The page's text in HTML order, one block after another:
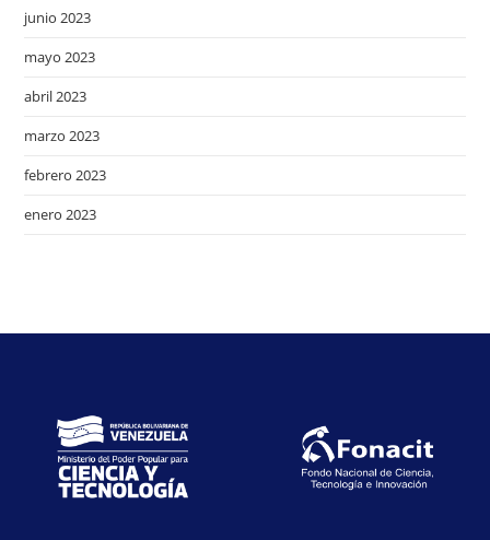
junio 2023
mayo 2023
abril 2023
marzo 2023
febrero 2023
enero 2023